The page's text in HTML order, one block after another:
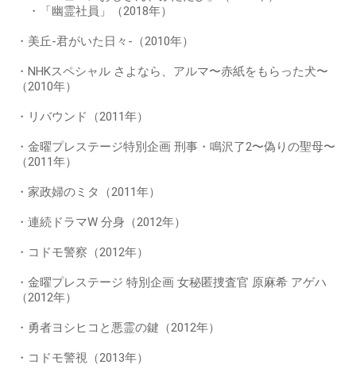
・「幽霊社員」（2018年）
・美丘-君がいた日々-（2010年）
・NHKスペシャル さよなら、アルマ〜赤紙をもらった犬〜
（2010年）
・リバウンド（2011年）
・金曜プレステージ特別企画 刑事・鳴沢了2〜偽りの聖母〜
（2011年）
・家政婦のミタ（2011年）
・連続ドラマW 分身（2012年）
・コドモ警察（2012年）
・金曜プレステージ 特別企画 女秘匿捜査官 原麻希 アゲハ
（2012年）
・勇者ヨシヒコと悪霊の鍵（2012年）
・コドモ警視（2013年）